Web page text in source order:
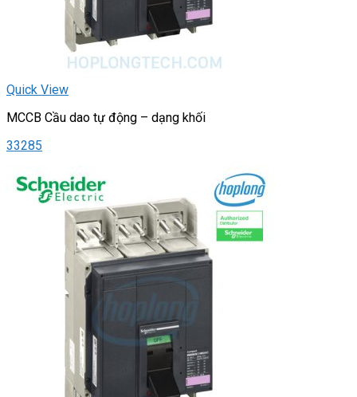
Quick View
MCCB Cầu dao tự động – dạng khối
33285